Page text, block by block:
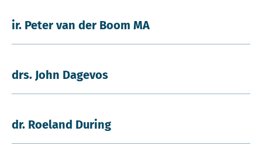
ir. Peter van der Boom MA
drs. John Dagevos
dr. Roeland During